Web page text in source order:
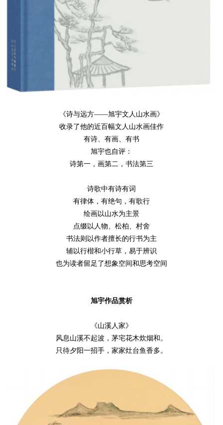
《诗与远方——旭宇文人山水画》
收录了他的近百幅文人山水画佳作
有诗、有画、有书
旭宇也自评：
诗第一，画第二，书法第三
诗歌中有诗有词
有律体，有绝句，有歌行
绘画以山水为主景
点缀以人物、松柏、村舍
书法则以作者擅长的行书为主
辅以行楷和小行草，易于辨识
也为读者留足了想象空间和思考空间
旭宇作品赏析
《山溪人家》
风息山溪不起波，茅宅花木炊烟和。
只待夕阳一招手，家家灶台鱼香多。